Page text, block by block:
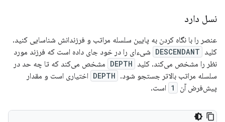
نسل دارد
عنصر را با نگاه کردن به پایین سلسله مراتب و فرزندانش شناسایی کنید.
کلید DESCENDANT شیء‌ای را در خود جای داده است که فرزند مورد
نظر را مشخص می‌کند. کلید DEPTH مشخص می‌کند که تا چه حد در
سلسله مراتب بالاتر جستجو شود. DEPTH اختیاری است و مقدار
پیش‌فرض آن
1 است.